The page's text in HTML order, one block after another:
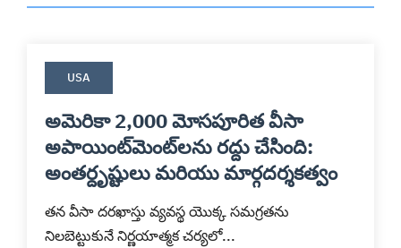
USA
అమెరికా 2,000 మోసపూరిత వీసా
అపాయింట్‌మెంట్‌లను రద్దు చేసింది:
అంతర్దృష్టులు మరియు మార్గదర్శకత్వం
తన వీసా దరఖాస్తు వ్యవస్థ యొక్క సమగ్రతను
నిలబెట్టుకునే నిర్ణయాత్మక చర్యలో...